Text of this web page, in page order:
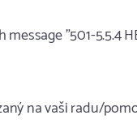
"501-5.5.4
na vaši radu/